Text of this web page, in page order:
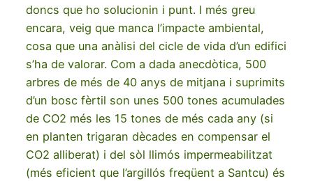
doncs que ho solucionin i punt. I més greu
encara, veig que manca l’impacte ambiental,
cosa que una anàlisi del cicle de vida d’un edifici
s’ha de valorar. Com a dada anecdòtica, 500
arbres de més de 40 anys de mitjana i suprimits
d’un bosc fèrtil son unes 500 tones acumulades
de CO2 més les 15 tones de més cada any (si
en planten trigaran dècades en compensar el
CO2 alliberat) i del sòl llimós impermeabilitzat
(més eficient que l’argillós freqüent a Santcu) és